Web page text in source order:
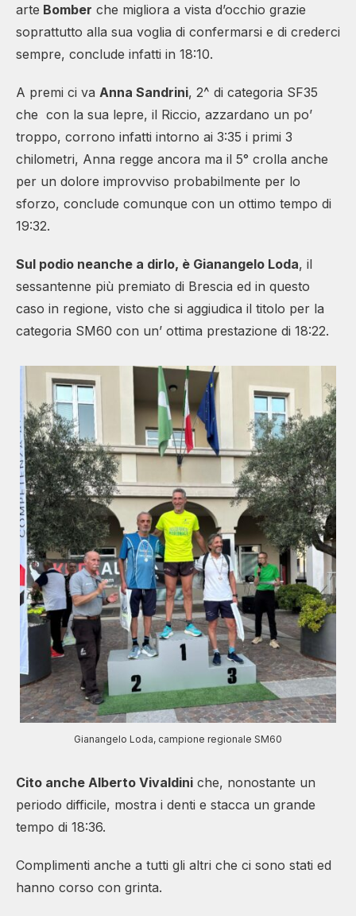
arte Bomber che migliora a vista d’occhio grazie
soprattutto alla sua voglia di confermarsi e di crederci
sempre, conclude infatti in 18:10.
A premi ci va Anna Sandrini, 2^ di categoria SF35
che con la sua lepre, il Riccio, azzardano un po’
troppo, corrono infatti intorno ai 3:35 i primi 3
chilometri, Anna regge ancora ma il 5° crolla anche
per un dolore improvviso probabilmente per lo
sforzo, conclude comunque con un ottimo tempo di
19:32.
Sul podio neanche a dirlo, è Gianangelo Loda, il
sessantenne più premiato di Brescia ed in questo
caso in regione, visto che si aggiudica il titolo per la
categoria SM60 con un’ ottima prestazione di 18:22.
Gianangelo Loda, campione regionale SM60
Cito anche Alberto Vivaldini che, nonostante un
periodo difficile, mostra i denti e stacca un grande
tempo di 18:36.
Complimenti anche a tutti gli altri che ci sono stati ed
hanno corso con grinta.